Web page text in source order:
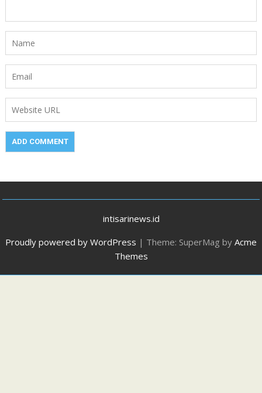
intisarinews.id
Proudly powered by WordPress | Theme: SuperMag by Acme
Themes